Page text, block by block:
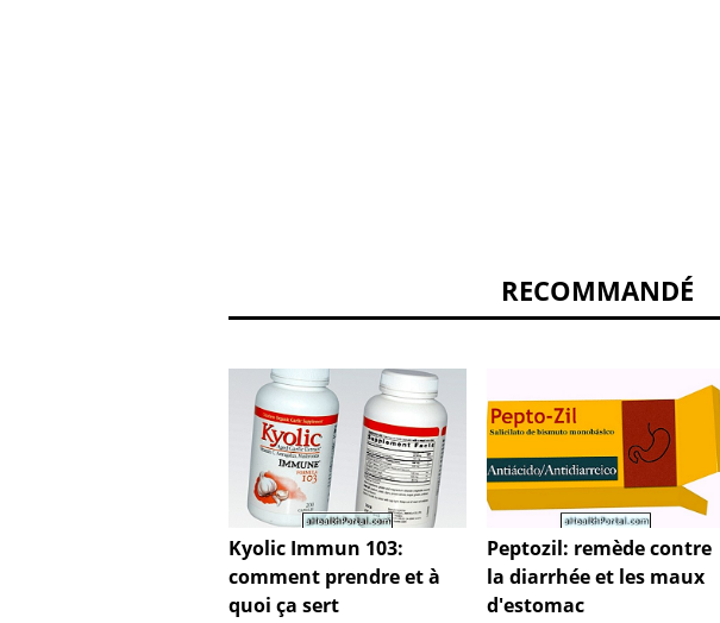
RECOMMANDÉ
Kyolic Immun 103:
comment prendre et à
quoi ça sert
Peptozil: remède contre
la diarrhée et les maux
d'estomac